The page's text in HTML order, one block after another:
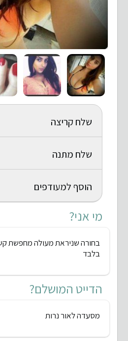
שלח קריצה
שלח מתנה
הוסף למעודפים
מי אני?
בחורה שניראת מעולה מחפשת
בלבד
הדייט המושלם?
מסעדה לאור נרות